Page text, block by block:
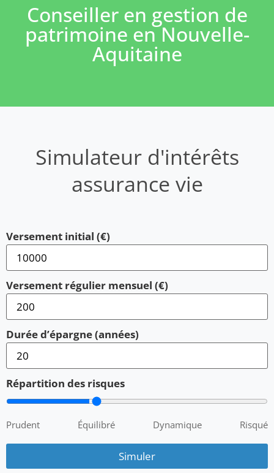
Conseiller en gestion de
patrimoine en Nouvelle-
Aquitaine
Simulateur d'intérêts
assurance vie
Versement initial (€)
Versement régulier mensuel (€)
Durée d’épargne (années)
Répartition des risques
Prudent Équilibré Dynamique Risqué
Simuler